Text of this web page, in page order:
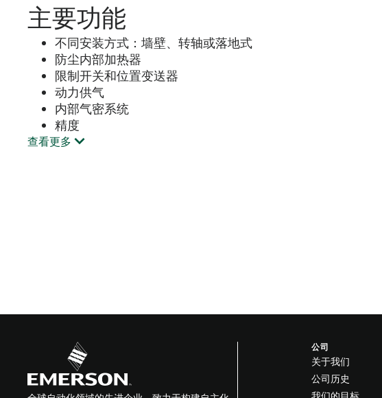
主要功能
不同安装方式：墙壁、转轴或落地式
防尘内部加热器
限制开关和位置变送器
动力供气
内部气密系统
精度
查看更多
公司
关于我们
公司历史